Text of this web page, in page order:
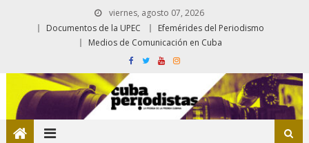
viernes, agosto 07, 2026
Documentos de la UPEC
Efemérides del Periodismo
Medios de Comunicación en Cuba